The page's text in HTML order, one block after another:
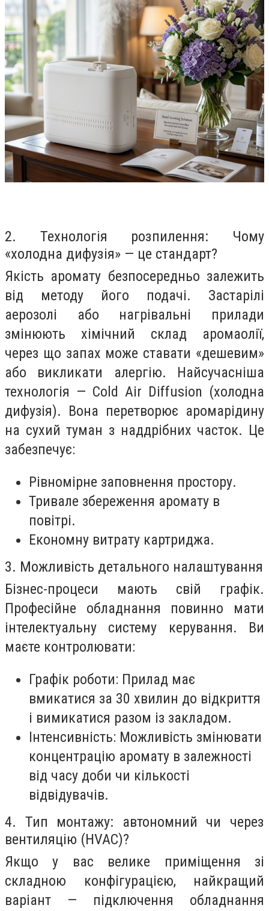
2. Технологія розпилення: Чому
«холодна дифузія» — це стандарт?
Якість аромату безпосередньо залежить
від методу його подачі. Застарілі
аерозолі або нагрівальні прилади
змінюють хімічний склад аромаолії,
через що запах може ставати «дешевим»
або викликати алергію. Найсучасніша
технологія — Cold Air Diffusion (холодна
дифузія). Вона перетворює аромарідину
на сухий туман з наддрібних часток. Це
забезпечує:
Рівномірне заповнення простору.
Тривале збереження аромату в
повітрі.
Економну витрату картриджа.
3. Можливість детального налаштування
Бізнес-процеси мають свій графік.
Професійне обладнання повинно мати
інтелектуальну систему керування. Ви
маєте контролювати:
Графік роботи: Прилад має
вмикатися за 30 хвилин до відкриття
і вимикатися разом із закладом.
Інтенсивність: Можливість змінювати
концентрацію аромату в залежності
від часу доби чи кількості
відвідувачів.
4. Тип монтажу: автономний чи через
вентиляцію (HVAC)?
Якщо у вас велике приміщення зі
складною конфігурацією, найкращий
варіант — підключення обладнання